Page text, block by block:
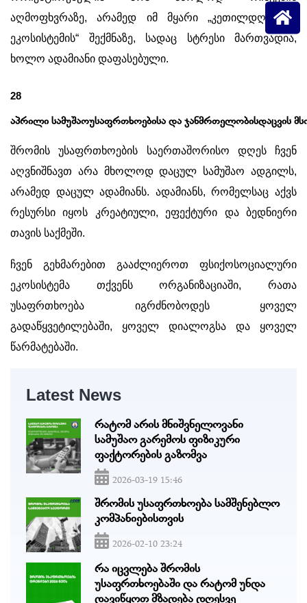
აღმოფხვრაზე, არამედ იმ მყარი „კეთილდღეობის
ეკოსისტემის“ შექმნაზე, სადაც სტრესი მართვადია,
ხოლო ადამიანი დაფასებული.
28
აპრილი სამუშაოუსაფრთხოებისა და ჯანმრთელობისდაცვის
შრომის უსაფრთხოების საერთაშორისო დღეს ჩვენ
აღვნიშნავთ არა მხოლოდ დაცულ სამუშაო ადგილს,
არამედ დაცულ ადამიანს. ადამიანს, რომელსაც აქვს
რესურსი იყოს კრეატიული, ეფექტური და ბედნიერი
თავის საქმეში.
ჩვენ გეხმარებით გააძლიეროთ ფსიქოსოციალური
ეკოსისტემა თქვენს ორგანიზაციაში, რათა
უსაფრთხოება იგრძნობოდეს ყოველ
გადაწყვეტილებაში, ყოველ დიალოგსა და ყოველ
წარმატებაში.
Latest News
რატომ არის მნიშვნელოვანი
სამუშაო გარემოს ფიზიკური
ფაქტორების გაზომვა
2026-03-19 15:46
შრომის უსაფრთხოება სამშენებლო
კომპანიებისთვის
2026-02-10 23:24
რა იცვლება შრომის
უსაფრთხოებაში და რატომ უნდა
დავიწყოთ მზადება დღესვე